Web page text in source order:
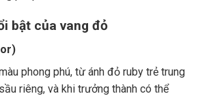
bật của vang đỏ
phong phú, từ ánh đỏ ruby trẻ trung
riêng, và khi trưởng thành có thể